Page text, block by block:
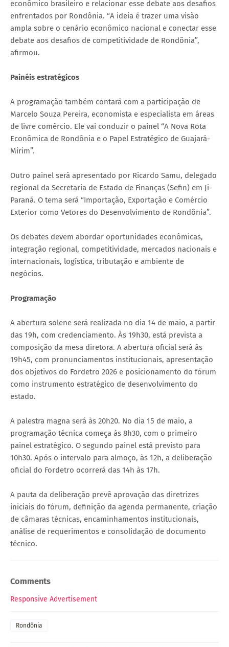
econômico brasileiro e relacionar esse debate aos desafios
enfrentados por Rondônia. “A ideia é trazer uma visão
ampla sobre o cenário econômico nacional e conectar esse
debate aos desafios de competitividade de Rondônia”,
afirmou.
Painéis estratégicos
A programação também contará com a participação de
Marcelo Souza Pereira, economista e especialista em áreas
de livre comércio. Ele vai conduzir o painel “A Nova Rota
Econômica de Rondônia e o Papel Estratégico de Guajará-
Mirim”.
Outro painel será apresentado por Ricardo Samu, delegado
regional da Secretaria de Estado de Finanças (Sefin) em Ji-
Paraná. O tema será “Importação, Exportação e Comércio
Exterior como Vetores do Desenvolvimento de Rondônia”.
Os debates devem abordar oportunidades econômicas,
integração regional, competitividade, mercados nacionais e
internacionais, logística, tributação e ambiente de
negócios.
Programação
A abertura solene será realizada no dia 14 de maio, a partir
das 19h, com credenciamento. Às 19h30, está prevista a
composição da mesa diretora. A abertura oficial será às
19h45, com pronunciamentos institucionais, apresentação
dos objetivos do Fordetro 2026 e posicionamento do fórum
como instrumento estratégico de desenvolvimento do
estado.
A palestra magna será às 20h20. No dia 15 de maio, a
programação técnica começa às 8h30, com o primeiro
painel estratégico. O segundo painel está previsto para
10h30. Após o intervalo para almoço, às 12h, a deliberação
oficial do Fordetro ocorrerá das 14h às 17h.
A pauta da deliberação prevê aprovação das diretrizes
iniciais do fórum, definição da agenda permanente, criação
de câmaras técnicas, encaminhamentos institucionais,
análise de requerimentos e consolidação de documento
técnico.
Comments
Responsive Advertisement
Rondônia